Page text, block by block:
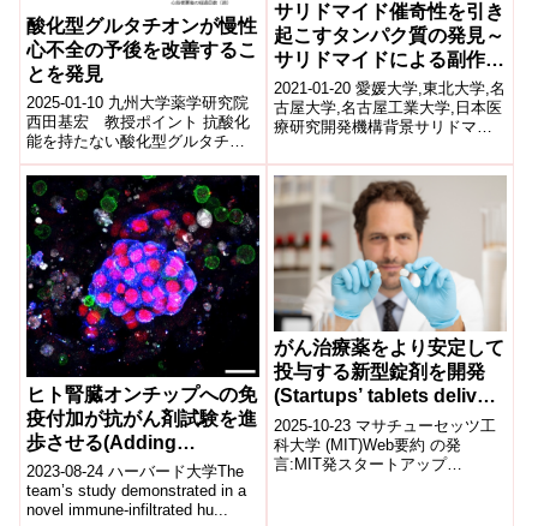
酸化型グルタチオンが慢性
心不全の予後を改善するこ
とを発見
2025-01-10 九州大学薬学研究院
西田基宏 教授ポイント 抗酸化
能を持たない酸化型グルタチオ
ンをマウスに投与することで心
筋梗塞の予後が改善されること
を見...
サリドマイド催奇性を引き
起こすタンパク質の発見～
サリドマイドによる副作用
のメカニズムを提唱～
2021-01-20 愛媛大学,東北大学,名
古屋大学,名古屋工業大学,日本医
療研究開発機構背景サリドマイ
る睡眠導入剤として世界中...
ヒト腎臓オンチップへの免
疫付加が抗がん剤試験を進
歩させる(Adding
immunity to human
kidney-on-a-chip
advances cancer drug
2023-08-24 ハーバード大学The
team’s study demonstrated in a
novel immune-infiltrated hu...
がん治療薬をより安定して
投与する新型錠剤を開発
(Startups’ tablets deliver
cancer drugs more
evenly over time)
2025-10-23 マサチューセッツ工
科大学 (MIT)Web要約 の発
言:MIT発スタートアップ